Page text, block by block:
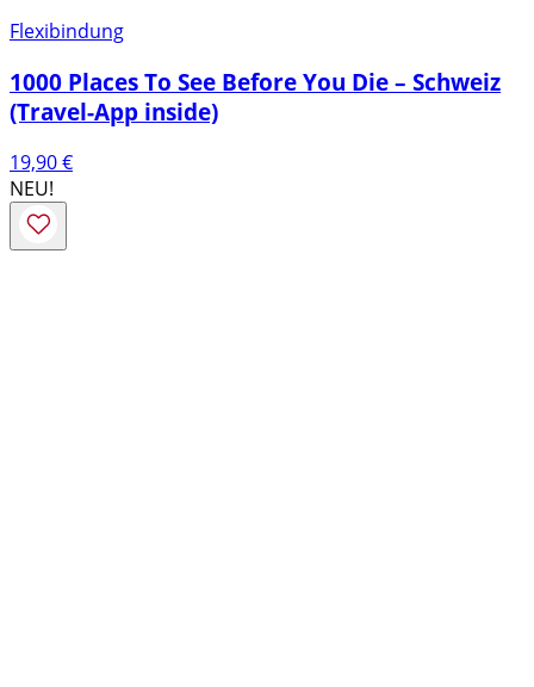
Flexibindung
1000 Places To See Before You Die – Schweiz
(Travel-App inside)
19,90€
NEU!